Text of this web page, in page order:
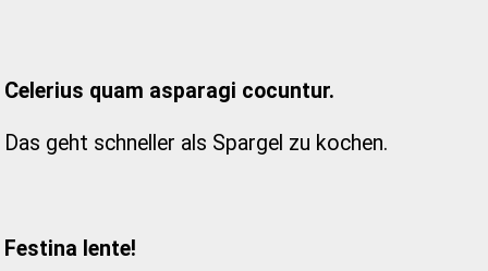
Celerius quam asparagi cocuntur.
Das geht schneller als Spargel zu kochen.
Festina lente!